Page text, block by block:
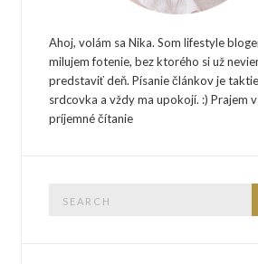
Ahoj, volám sa Nika. Som lifestyle
milujem fotenie, bez ktorého si už
predstaviť deň. Písanie článkov je
srdcovka a vždy ma upokojí. :) Prajem
príjemné čítanie